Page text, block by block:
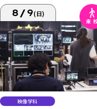
8/9(日)
映像学科